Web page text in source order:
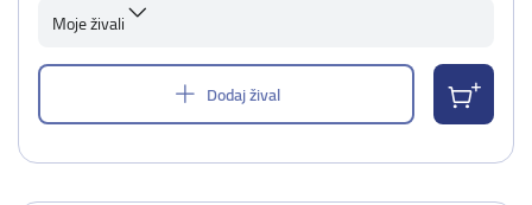
Moje živali
Dodaj žival